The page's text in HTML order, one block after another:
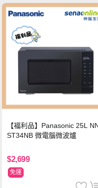
【福利品】Panasonic 25L
ST34NB 微電腦微波爐
$2,699
免運